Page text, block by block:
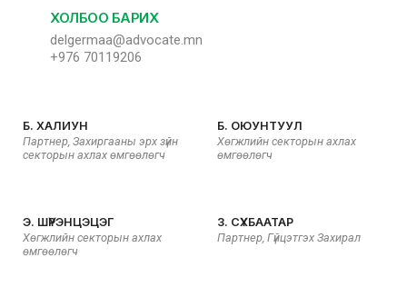
ХОЛБОО БАРИХ
delgermaa@advocate.mn
+976 70119206
Б. ХАЛИУН
Партнер, Захиргааны эрх зүйн
секторын ахлах өмгөөлөгч
Б. ОЮУНТУУЛ
Хөгжлийн секторын ахлах
өмгөөлөгч
Э. ШҮРЭНЦЭЦЭГ
Хөгжлийн секторын ахлах
өмгөөлөгч
З. СҮХБААТАР
Партнер, Гүйцэтгэх Захирал